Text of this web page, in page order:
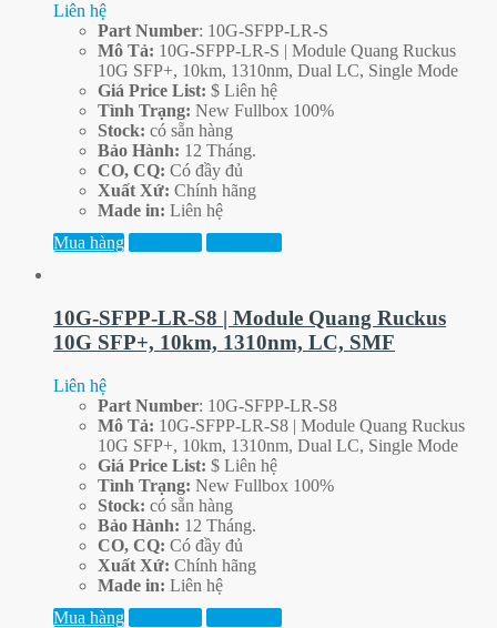
Liên hệ
Part Number: 10G-SFPP-LR-S
Mô Tả: 10G-SFPP-LR-S | Module Quang Ruckus
10G SFP+, 10km, 1310nm, Dual LC, Single Mode
Giá Price List: $ Liên hệ
Tình Trạng: New Fullbox 100%
Stock: có sẵn hàng
Bảo Hành: 12 Tháng.
CO, CQ: Có đầy đủ
Xuất Xứ: Chính hãng
Made in: Liên hệ
Mua hàng
10G-SFPP-LR-S8 | Module Quang Ruckus
10G SFP+, 10km, 1310nm, LC, SMF
Liên hệ
Part Number: 10G-SFPP-LR-S8
Mô Tả: 10G-SFPP-LR-S8 | Module Quang Ruckus
10G SFP+, 10km, 1310nm, Dual LC, Single Mode
Giá Price List: $ Liên hệ
Tình Trạng: New Fullbox 100%
Stock: có sẵn hàng
Bảo Hành: 12 Tháng.
CO, CQ: Có đầy đủ
Xuất Xứ: Chính hãng
Made in: Liên hệ
Mua hàng